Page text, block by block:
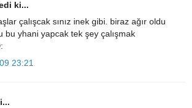
ki...
çalışcak sınız inek gibi. biraz ağır oldu
bu yhani yapcak tek şey çalışmak
23:21